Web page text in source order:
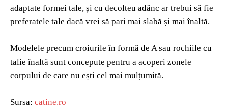
adaptate formei tale, și cu decolteu adânc ar trebui să fie
preferatele tale dacă vrei să pari mai slabă și mai înaltă.
Modelele precum croiurile în formă de A sau rochiile cu
talie înaltă sunt concepute pentru a acoperi zonele
corpului de care nu ești cel mai mulțumită.
Sursa: catine.ro